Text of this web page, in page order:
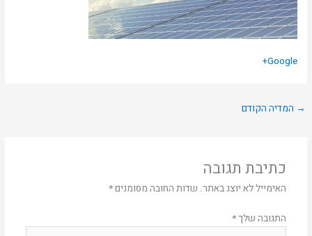
Google+
→ המדיה הקודם
כתיבת תגובה
האימייל לא יוצג באתר. שדות החובה מסומנים*
התגובה שלך *